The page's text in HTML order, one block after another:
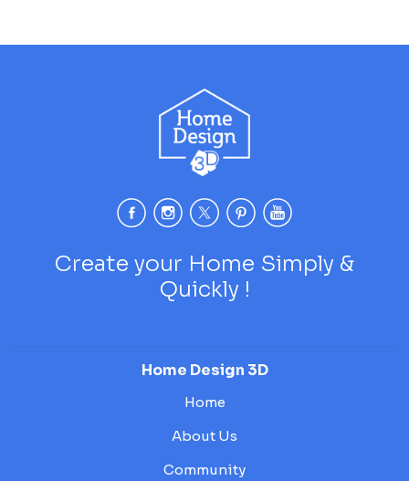
Create your Home Simply &
Quickly !
Home Design 3D
Home
About Us
Community